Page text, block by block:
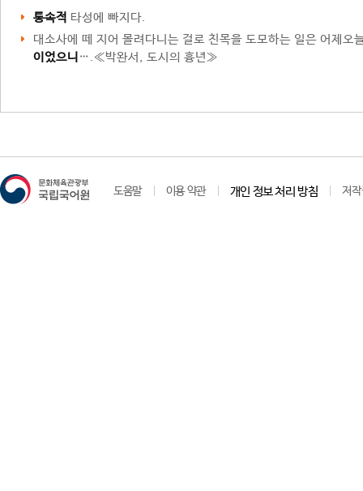
통속적 타성에 빠지다.
대소사에 떼 지어 몰려다니는 걸로 친목을 도모하는 일은 어제오
이었으니 ….≪박완서, 도시의 흉년≫
도움말 이용 약관 개인 정보 처리 방침 저